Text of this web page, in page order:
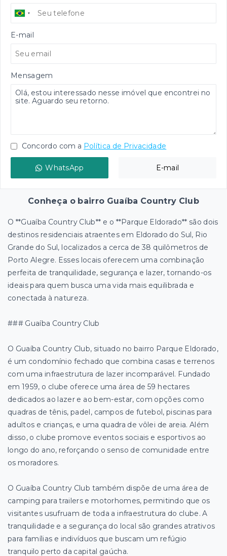
E-mail
Mensagem
Concordo com a Política de Privacidade
WhatsApp E-mail
Conheça o bairro Guaíba Country Club
O **Guaíba Country Club** e o **Parque Eldorado** são dois
destinos residenciais atraentes em Eldorado do Sul, Rio
Grande do Sul, localizados a cerca de 38 quilômetros de
Porto Alegre. Esses locais oferecem uma combinação
perfeita de tranquilidade, segurança e lazer, tornando-os
ideais para quem busca uma vida mais equilibrada e
conectada à natureza.
### Guaíba Country Club
O Guaíba Country Club, situado no bairro Parque Eldorado,
é um condomínio fechado que combina casas e terrenos
com uma infraestrutura de lazer incomparável. Fundado
em 1959, o clube oferece uma área de 59 hectares
dedicados ao lazer e ao bem-estar, com opções como
quadras de tênis, padel, campos de futebol, piscinas para
adultos e crianças, e uma quadra de vôlei de areia. Além
disso, o clube promove eventos sociais e esportivos ao
longo do ano, reforçando o senso de comunidade entre
os moradores.
O Guaíba Country Club também dispõe de uma área de
camping para trailers e motorhomes, permitindo que os
visitantes usufruam de toda a infraestrutura do clube. A
tranquilidade e a segurança do local são grandes atrativos
para famílias e indivíduos que buscam um refúgio
tranquilo perto da capital gaúcha.